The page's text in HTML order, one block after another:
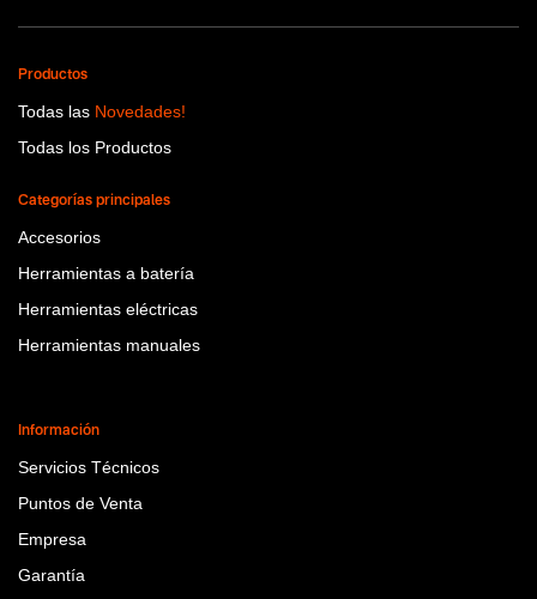
Productos
Todas las Novedades!
Todas los Productos
Categorías principales
Accesorios
Herramientas a batería
Herramientas eléctricas
Herramientas manuales
Información
Servicios Técnicos
Puntos de Venta
Empresa
Garantía